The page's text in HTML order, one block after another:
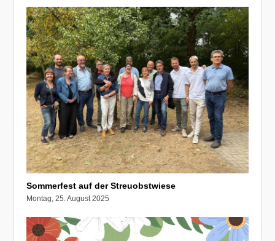
Sommerfest auf der Streuobstwiese
Montag, 25. August 2025